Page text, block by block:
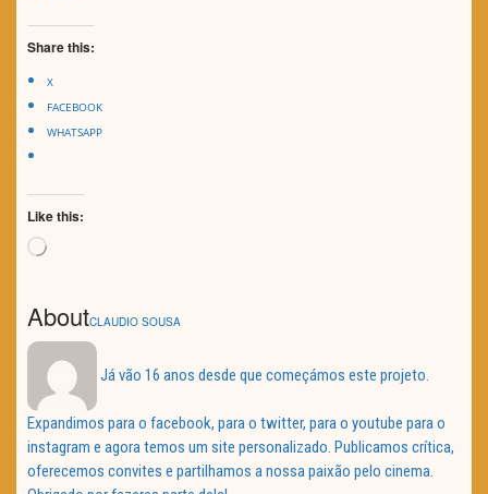
Share this:
X
FACEBOOK
WHATSAPP
Like this:
Loading…
AboutCLAUDIO SOUSA
Já vão 16 anos desde que começámos este projeto.
Expandimos para o facebook, para o twitter, para o youtube para o
instagram e agora temos um site personalizado. Publicamos crítica,
oferecemos convites e partilhamos a nossa paixão pelo cinema.